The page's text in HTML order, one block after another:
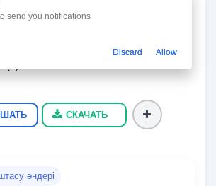
Абдижаппар Алкожа
СКАЧАТЬ
әндері
send you notifications
Discard Allow